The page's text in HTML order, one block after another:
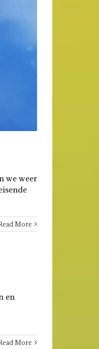
we weer
More
en
More